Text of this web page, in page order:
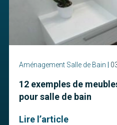
Aménagement Salle de Bain
12 exemples de
pour salle de bain
Lire l’article